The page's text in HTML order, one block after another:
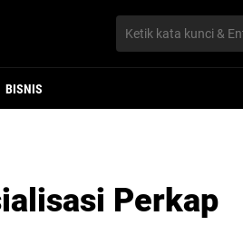
BISNIS
Perkap